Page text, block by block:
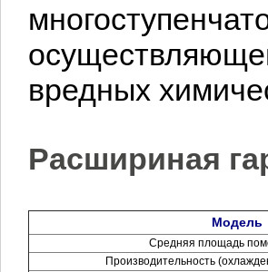
вредных
Расшириная
Модель
Средняя площадь
Производительность